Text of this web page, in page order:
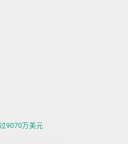
9070万美元